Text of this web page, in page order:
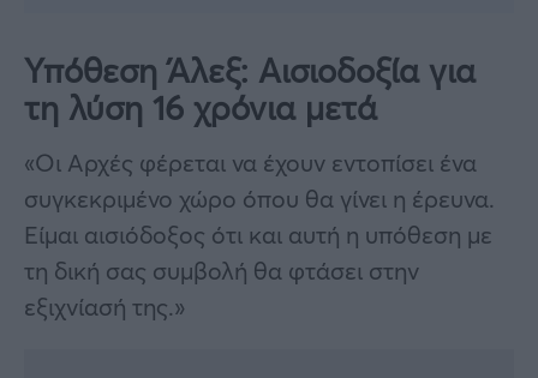
Υπόθεση Άλεξ: Αισιοδοξία για
τη λύση 16 χρόνια μετά
«Οι Αρχές φέρεται να έχουν εντοπίσει ένα
συγκεκριμένο χώρο όπου θα γίνει η έρευνα.
Είμαι αισιόδοξος ότι και αυτή η υπόθεση με
τη δική σας συμβολή θα φτάσει στην
εξιχνίασή της.»